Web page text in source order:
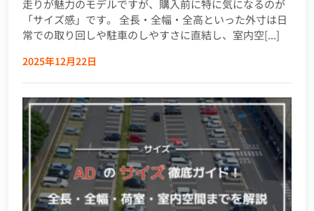
走りが魅力のモデルですが、購入前に特に気になるのが
「サイズ感」です。 全長・全幅・全高といった外寸は日
常での取り回しや駐車のしやすさに直結し、室内空[...]
2025年12月22日